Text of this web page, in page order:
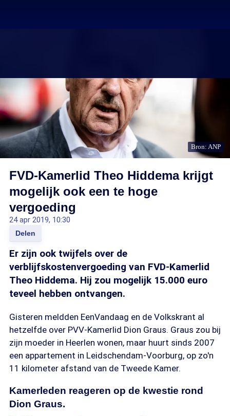
Bron: ANP
FVD-Kamerlid Theo Hiddema krijgt
mogelijk ook een te hoge
vergoeding
24 apr 2019, 10:30
Delen
Er zijn ook twijfels over de
verblijfskostenvergoeding van FVD-Kamerlid
Theo Hiddema. Hij zou mogelijk 15.000 euro
teveel hebben ontvangen.
Gisteren meldden EenVandaag en de Volkskrant al
hetzelfde over PVV-Kamerlid Dion Graus. Graus zou bij
zijn moeder in Heerlen wonen, maar huurt sinds 2007
een appartement in Leidschendam-Voorburg, op zo'n
11 kilometer afstand van de Tweede Kamer.
Kamerleden reageren op de kwestie rond
Dion Graus.